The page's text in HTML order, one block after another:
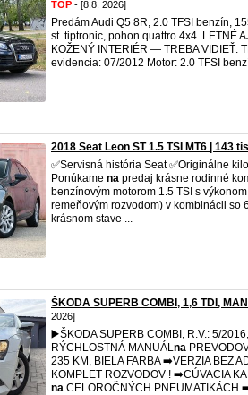
TOP - [8.8. 2026]
Predám Audi Q5 8R, 2.0 TFSI benzín,
st. tiptronic, pohon quattro 4x4. LETNÉ
KOŽENÝ INTERIÉR — TREBA VIDIEŤ.
evidencia: 07/2012 Motor: 2.0 TFSI
2018 Seat Leon ST 1.5 TSI MT6 | 143
✅Servisná história Seat ✅Originálne
Ponúkame na predaj krásne rodinné
benzínovým motorom 1.5 TSI s
remeňovým rozvodom) v kombinácii so
krásnom stave ...
ŠKODA SUPERB COMBI, 1,6 TDI,
2026]
▶️ŠKODA SUPERB COMBI, R.V.: 5/
RÝCHLOSTNÁ MANUÁLna
235 KM, BIELA FARBA ➡️VERZIA BEZ
KOMPLET ROZVODOV ! ➡️CÚVACIA
na CELOROČNÝCH PNEUMATIKÁCH